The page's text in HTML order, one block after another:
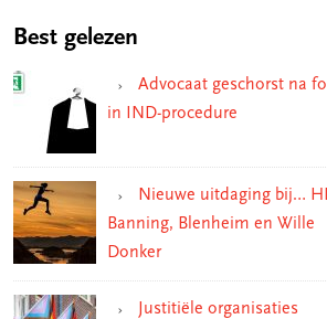
Best gelezen
Advocaat geschorst na
in IND-procedure
Nieuwe uitdaging bij…
Banning, Blenheim en Wille
Donker
Justitiële organisaties